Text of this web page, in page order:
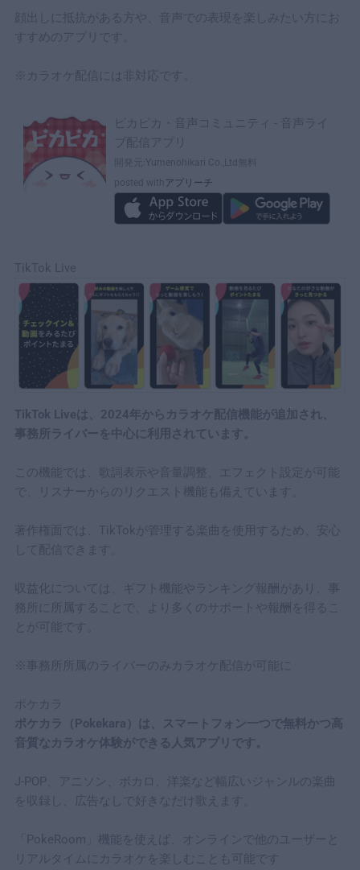
顔出しに抵抗がある方や、音声での表現を楽しみたい方にお
すすめのアプリです。
※カラオケ配信には非対応です。
ピカピカ・音声コミュニティ - 音声ライ
ブ配信アプリ
開発元: Yumenohikari Co.,Ltd
posted with アプリーチ
TikTok Live
TikTok Liveは、2024年からカラオケ配信機能が追加され、
事務所ライバーを中心に利用されています。
この機能では、歌詞表示や音量調整、エフェクト設定が可能
で、リスナーからのリクエスト機能も備えています。
著作権面では、TikTokが管理する楽曲を使用するため、安心
して配信できます。
収益化については、ギフト機能やランキング報酬があり、事
務所に所属することで、より多くのサポートや報酬を得るこ
とが可能です。
※事務所所属のライバーのみカラオケ配信が可能に
ポケカラ
ポケカラ（Pokekara）は、スマートフォン一つで無料かつ高
音質なカラオケ体験ができる人気アプリです。
J-POP、アニソン、ボカロ、洋楽など幅広いジャンルの楽曲
を収録し、広告なしで好きなだけ歌えます。
「PokeRoom」機能を使えば、オンラインで他のユーザーと
リアルタイムにカラオケを楽しむことも可能です